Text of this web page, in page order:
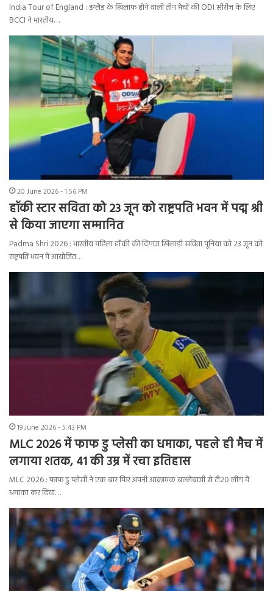
India Tour of England : इंग्लैंड के खिलाफ होने वाली तीन मैचों की ODI सीरीज के लिए
BCCI ने भारतीय…
20 June 2026 - 1:56 PM
हॉकी स्टार सविता को 23 जून को राष्ट्रपति भवन में पद्म श्री
से किया जाएगा सम्मानित
Padma Shri 2026 : भारतीय महिला हॉकी की दिग्गज खिलाड़ी सविता पूनिया को 23 जून को
राष्ट्रपति भवन में आयोजित…
19 June 2026 - 5:43 PM
MLC 2026 में फाफ डु प्लेसी का धमाका, पहले ही मैच में
लगाया शतक, 41 की उम्र में रचा इतिहास
MLC 2026 : फाफ डु प्लेसी ने एक बार फिर अपनी आक्रामक बल्लेबाजी से टी20 लीग में
धमाका कर दिया…